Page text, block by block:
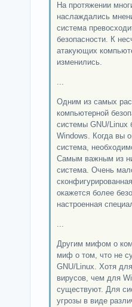
На протяжении
наслаждались
система
безопасности. К
атакующих
изменились.
...
Одним из самых
компьютерной
системы GNU/Linux
Windows. Когда вы
система,
Самым важным из
система. Очень
окажется более
настроенная
...
Другим мифом о
миф о том, что не
GNU/Linux. Хотя
вирусов, чем для
существуют. Для
угрозы в виде